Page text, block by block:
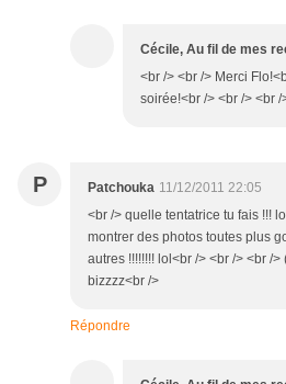
Cécile, Au fil de mes
<br /> <br /> Merci
soirée!<br /> <br /> <br /
P Patchouka 11/12/2011 22:05
<br /> quelle tentatrice tu fais !!!
montrer des photos toutes plus
autres !!!!!!!! lol<br /> <br /> <br /
bizzzz<br />
Répondre